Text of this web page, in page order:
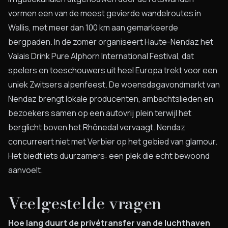
vormen een van de meest gevierde wandelroutes in
Wallis, met meer dan 100 km aan gemarkeerde
bergpaden. In de zomer organiseert Haute-Nendaz het
Valais Drink Pure Alphorn International Festival, dat
spelers en toeschouwers uit heel Europa trekt voor een
uniek Zwitsers alpenfeest. De woensdagavondmarkt van
Nendaz brengt lokale producenten, ambachtslieden en
bezoekers samen op een autovrij plein terwijl het
berglicht boven het Rhônedal vervaagt. Nendaz
concurreert niet met Verbier op het gebied van glamour.
Het biedt iets duurzamers: een plek die echt bewoond
aanvoelt.
Veelgestelde vragen
Hoe lang duurt de privétransfer van de luchthaven